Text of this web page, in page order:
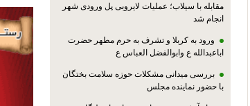
مقابله با سیلاب؛ عملیات لایروبی پل ورودی شهر
انجام شد
ورود به کربلا و تشرف به حرم مطهر حضرت
اباعبدالله ع وابوالفضل العباس ع
بررسی میدانی مشکلات حوزه سلامت بختگان
با حضور نماینده مجلس